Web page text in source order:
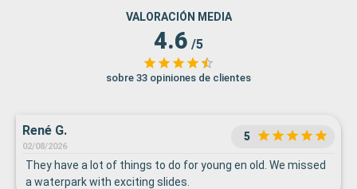
VALORACIÓN MEDIA
4.6 /5
sobre 33 opiniones de clientes
René G.
02/08/2026
5
They have a lot of things to do for young en old. We missed
a waterpark with exciting slides.